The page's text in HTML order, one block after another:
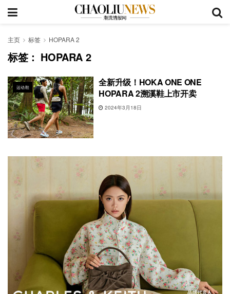
主页 标签 HOPARA 2
标签： HOPARA 2
运动鞋
全新升级！HOKA ONE ONE
HOPARA 2溯溪鞋上市开卖
2024年3月18日